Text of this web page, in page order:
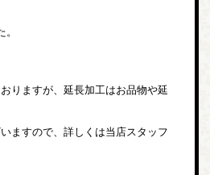
りますが、延長加工はお品物や延
ますので、詳しくは当店スタッフ